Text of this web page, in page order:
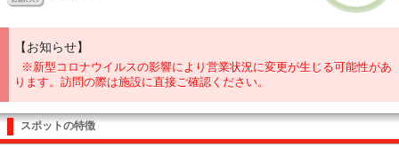
【お知らせ】
※新型コロナウイルスの影響により営業状況に変更が生じる可能性があ
ります。訪問の際は施設に直接ご確認ください。
スポットの特徴